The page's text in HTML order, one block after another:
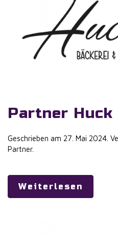
Partner Huck
Geschrieben am 27. Mai 2024 .
Partner.
Weiterlesen